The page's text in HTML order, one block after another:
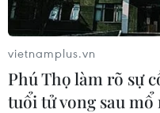
vietnamplus.vn
Phú Thọ làm rõ sự
tuổi tử vong sau